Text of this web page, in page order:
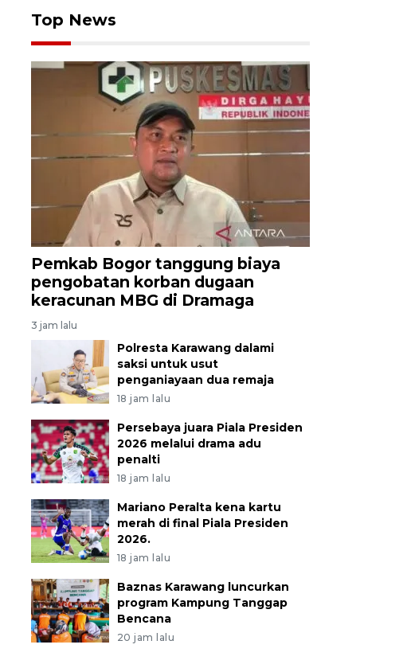
Top News
Pemkab Bogor tanggung biaya
pengobatan korban dugaan
keracunan MBG di Dramaga
3 jam lalu
Polresta Karawang dalami
saksi untuk usut
penganiayaan dua remaja
18 jam lalu
Persebaya juara Piala Presiden
2026 melalui drama adu
penalti
18 jam lalu
Mariano Peralta kena kartu
merah di final Piala Presiden
2026.
18 jam lalu
Baznas Karawang luncurkan
program Kampung Tanggap
Bencana
20 jam lalu